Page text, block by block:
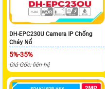
DH-EPC230U Camera IP Chống
Cháy Nổ
5%-35%
Giá Gốc: liên hệ